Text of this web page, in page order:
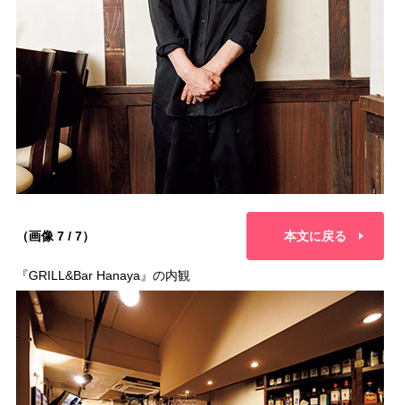
（画像 7 / 7） 本文に戻る
『GRILL&Bar Hanaya』の内観